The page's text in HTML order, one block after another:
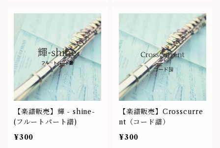
【楽譜販売】輝 - shine-
(フルートパート譜)
¥300
【楽譜販売】Crosscurre
nt（コード譜）
¥300